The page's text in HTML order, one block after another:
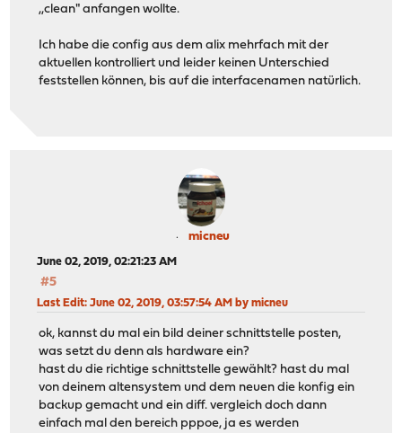
,,clean" anfangen wollte.
Ich habe die config aus dem alix mehrfach mit der
aktuellen kontrolliert und leider keinen Unterschied
feststellen können, bis auf die interfacenamen natürlich.
micneu
June 02, 2019, 02:21:23 AM
#5
Last Edit: June 02, 2019, 03:57:54 AM by micneu
ok, kannst du mal ein bild deiner schnittstelle posten,
was setzt du denn als hardware ein?
hast du die richtige schnittstelle gewählt? hast du mal
von deinem altensystem und dem neuen die konfig ein
backup gemacht und ein diff. vergleich doch dann
einfach mal den bereich pppoe, ja es werden